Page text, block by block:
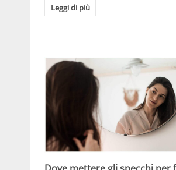
Leggi di più